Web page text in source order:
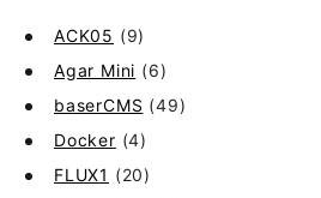
ACK05 (9)
Agar Mini (6)
baserCMS (49)
Docker (4)
FLUX1 (20)